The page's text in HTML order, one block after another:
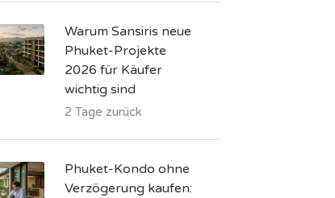
Warum Sansiris neue
Phuket-Projekte
2026 für Käufer
wichtig sind
2 Tage zurück
Phuket-Kondo ohne
Verzögerung kaufen: